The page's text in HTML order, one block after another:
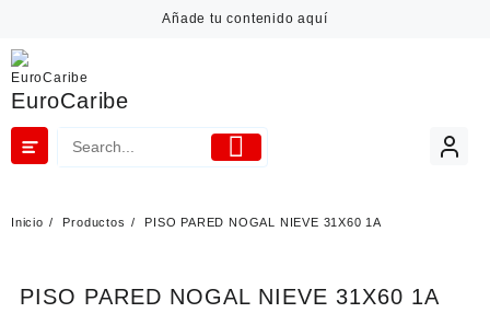
Añade tu contenido aquí
EuroCaribe
Inicio Productos PISO PARED NOGAL NIEVE 31X60 1A
PISO PARED NOGAL NIEVE 31X60 1A